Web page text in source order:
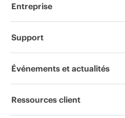
période de
dans les publicités.
Entreprise
À propos de HPE
Responsabilité d’entreprise
Support
Services d’assistance
Événements et actualités
Événements
Ressources client